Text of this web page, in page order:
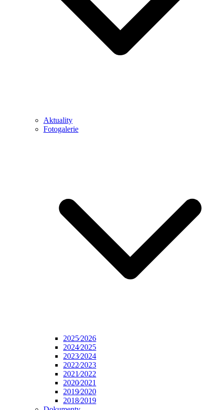
Aktuality
Fotogalerie
2025⁄2026
2024⁄2025
2023⁄2024
2022⁄2023
2021⁄2022
2020⁄2021
2019⁄2020
2018⁄2019